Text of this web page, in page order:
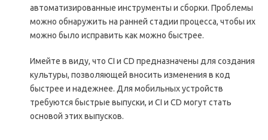
автоматизированные инструменты и сборки. Проблемы
можно обнаружить на ранней стадии процесса, чтобы их
можно было исправить как можно быстрее.
Имейте в виду, что CI и CD предназначены для создания
культуры, позволяющей вносить изменения в код
быстрее и надежнее. Для мобильных устройств
требуются быстрые выпуски, и CI и CD могут стать
основой этих выпусков.